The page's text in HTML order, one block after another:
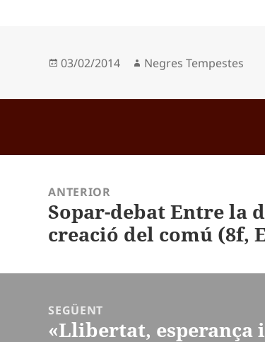
Publicat
03/02/2014 Autor
Negres Tempestes
d'entradesANTERIOR
Entrada
anterior:
Sopar-debat Entre la
creació del comú (8f,
SEGÜENT
Entrada
«Llibertat, esperança